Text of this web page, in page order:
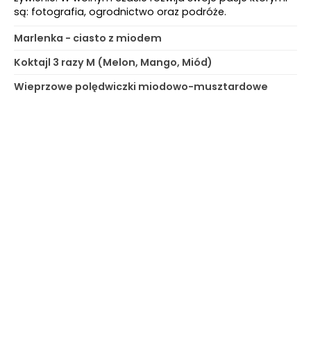
są: fotografia, ogrodnictwo oraz podróże.
Marlenka - ciasto z miodem
Koktajl 3 razy M (Melon, Mango, Miód)
Wieprzowe polędwiczki miodowo-musztardowe